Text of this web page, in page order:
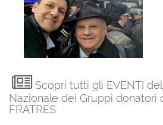
Scopri tutti gli EVENTI
Nazionale dei Gruppi donatori
FRATRES